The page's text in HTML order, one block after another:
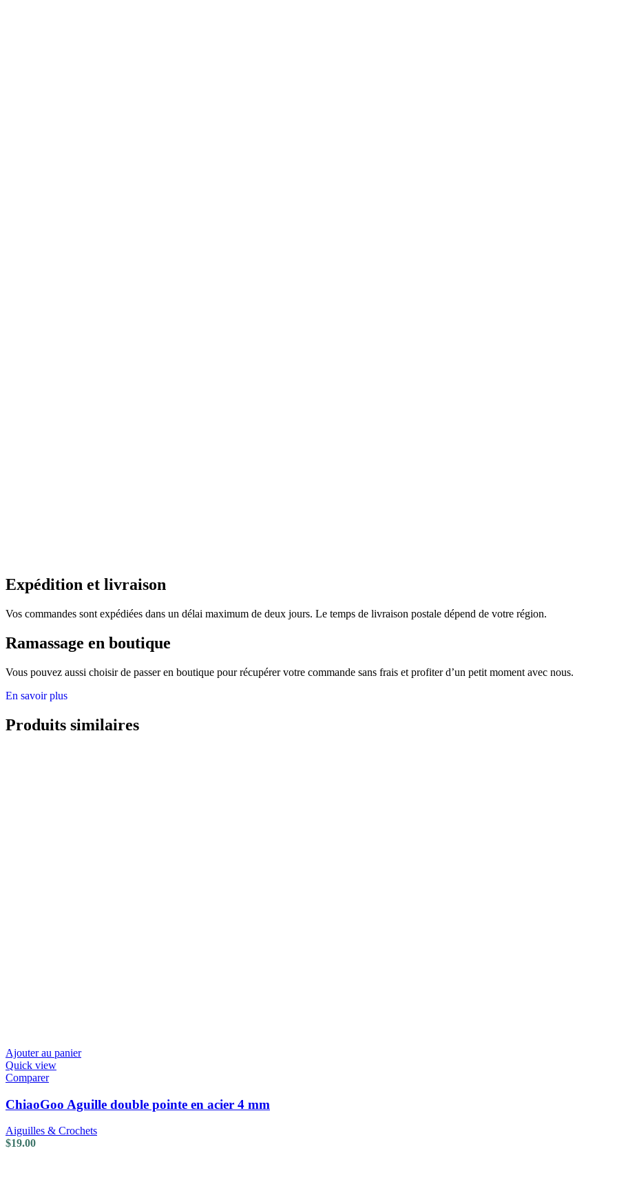
Expédition et livraison
Vos commandes sont expédiées dans un délai maximum de deux jours. Le temps de livraison postale dépend de votre région.
Ramassage en boutique
Vous pouvez aussi choisir de passer en boutique pour récupérer votre commande sans frais et profiter d’un petit moment avec nous.
En savoir plus
Produits similaires
Ajouter au panier
Quick view
Comparer
ChiaoGoo Aguille double pointe en acier 4 mm
Aiguilles & Crochets
$19.00